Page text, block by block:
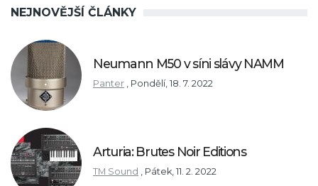
NEJNOVĚJŠÍ ČLÁNKY
Neumann M50 v síni slávy NAMM
Panter Pondělí, 18. 7. 2022
Arturia: Brutes Noir Editions
TM Sound Pátek, 11. 2. 2022